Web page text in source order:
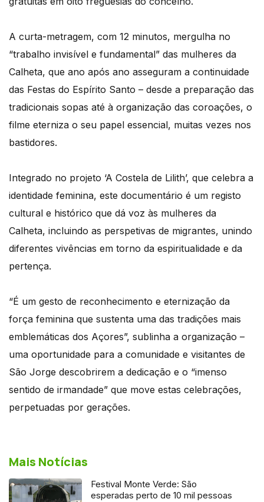
A curta-metragem, com 12 minutos, mergulha no
“trabalho invisível e fundamental” das mulheres da
Calheta, que ano após ano asseguram a continuidade
das Festas do Espírito Santo – desde a preparação das
tradicionais sopas até à organização das coroações, o
filme eterniza o seu papel essencial, muitas vezes nos
bastidores.
Integrado no projeto ‘A Costela de Lilith’, que celebra a
identidade feminina, este documentário é um registo
cultural e histórico que dá voz às mulheres da
Calheta, incluindo as perspetivas de migrantes, unindo
diferentes vivências em torno da espiritualidade e da
pertença.
“É um gesto de reconhecimento e eternização da
força feminina que sustenta uma das tradições mais
emblemáticas dos Açores”, sublinha a organização –
uma oportunidade para a comunidade e visitantes de
São Jorge descobrirem a dedicação e o “imenso
sentido de irmandade” que move estas celebrações,
perpetuadas por gerações.
Mais Notícias
Festival Monte Verde: São
esperadas perto de 10 mil pessoas